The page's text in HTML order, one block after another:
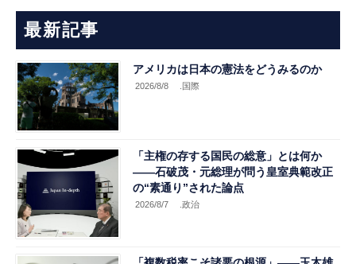
最新記事
アメリカは日本の憲法をどうみるのか
2026/8/8 .国際
「主権の存する国民の総意」とは何か
――石破茂・元総理が問う皇室典範改正
の“素通り”された論点
2026/8/7 .政治